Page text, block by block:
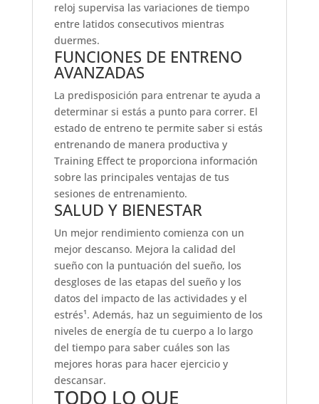
reloj supervisa las variaciones de tiempo
entre latidos consecutivos mientras
duermes.
FUNCIONES DE ENTRENO
AVANZADAS
La predisposición para entrenar te ayuda a
determinar si estás a punto para correr. El
estado de entreno te permite saber si estás
entrenando de manera productiva y
Training Effect te proporciona información
sobre las principales ventajas de tus
sesiones de entrenamiento.
SALUD Y BIENESTAR
Un mejor rendimiento comienza con un
mejor descanso. Mejora la calidad del
sueño con la puntuación del sueño, los
desgloses de las etapas del sueño y los
datos del impacto de las actividades y el
estrés¹. Además, haz un seguimiento de los
niveles de energía de tu cuerpo a lo largo
del tiempo para saber cuáles son las
mejores horas para hacer ejercicio y
descansar.
TODO LO QUE